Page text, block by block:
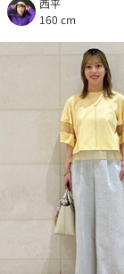
西平
160 cm